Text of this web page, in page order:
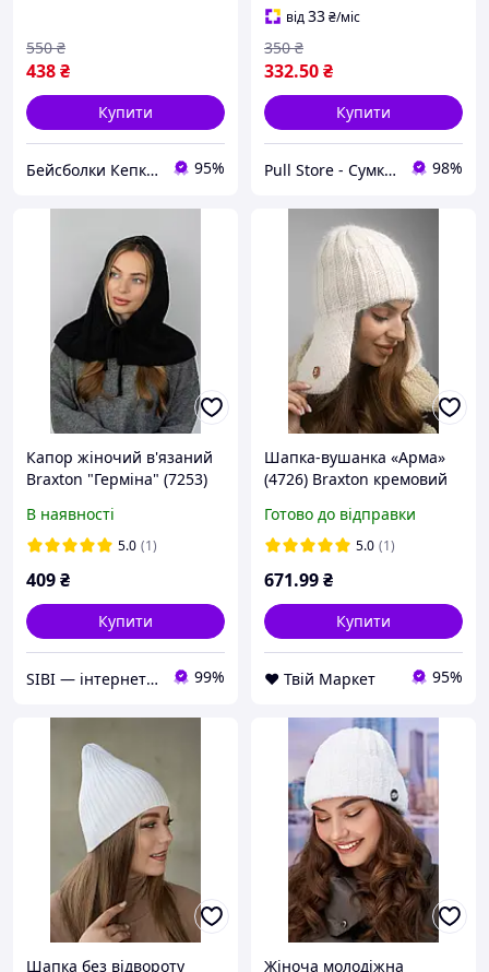
438₴
550 ₴
Купити
Бейсболки Кепки Шапки Аксесуари оптом со склада 95%
від33₴/міс
332.50₴
350 ₴
Купити
Pull Store - Cумки, рюкзаки, шапки та інші аксесуари 98%
Капор жіночий в'язаний
Braxton "Герміна" (7253)
В наявності
5.0 (1)
409₴
Купити
SIBI — інтернет-магазин товарів для дому: текстиль, одяг для всієї родини 99%
Шапка-вушанка «Арма»
(4726) Braxton кремовий
Готово до відправки
5.0 (1)
671.99₴
Купити
❤️ Твій Маркет 95%
Шапка без відвороту Жіноча молодіжна